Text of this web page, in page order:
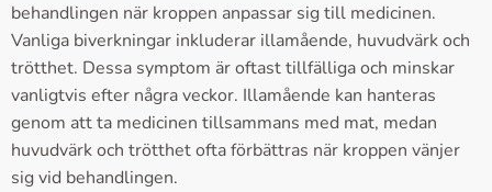
behandlingen när kroppen anpassar sig till medicinen.
Vanliga biverkningar inkluderar illamående, huvudvärk och
trötthet. Dessa symptom är oftast tillfälliga och minskar
vanligtvis efter några veckor. Illamående kan hanteras
genom att ta medicinen tillsammans med mat, medan
huvudvärk och trötthet ofta förbättras när kroppen vänjer
sig vid behandlingen.